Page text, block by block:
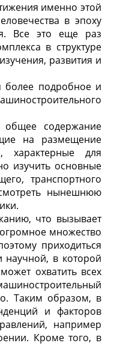
именно этой
в эпоху
Все это еще раз
в структуре
развития и
более подробное и
общее содержание
на размещение
характерные для
изучить основные
транспортного
нынешнюю
что вызывает
множество
приходиться
в которой
охватить всех
Таким образом, в
и факторов
например
Кроме того, в